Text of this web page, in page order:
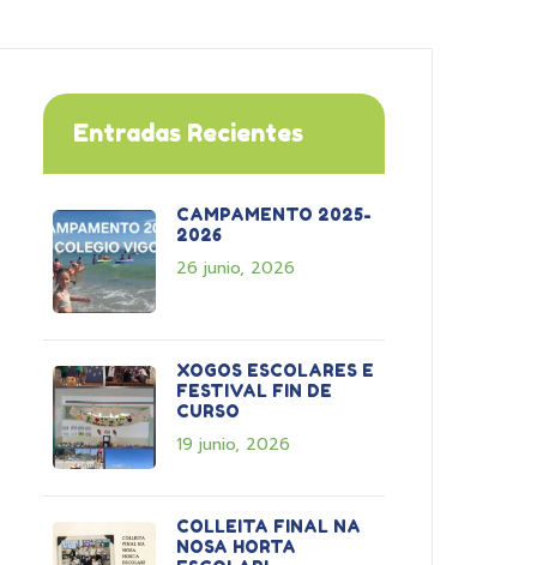
Entradas Recientes
CAMPAMENTO 2025-
2026
26 junio, 2026
XOGOS ESCOLARES E
FESTIVAL FIN DE
CURSO
19 junio, 2026
COLLEITA FINAL NA
NOSA HORTA